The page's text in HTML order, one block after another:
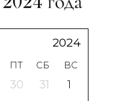
2024
ВС
СБ
ПТ
1
30 31